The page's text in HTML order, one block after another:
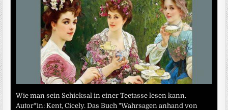
Wie man sein Schicksal in einer Teetasse lesen kann.
Autor*in: Kent, Cicely. Das Buch "Wahrsagen anhand von